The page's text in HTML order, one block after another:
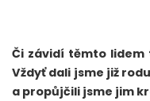
Či závidí těmto lidem
Vždyť dali jsme již
a propůjčili jsme jim